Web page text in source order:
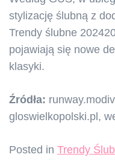
stylizację ślubną z
Trendy ślubne
pojawiają się nowe
klasyki.
Źródła:
gloswielkopolski.pl,
Posted in Trendy